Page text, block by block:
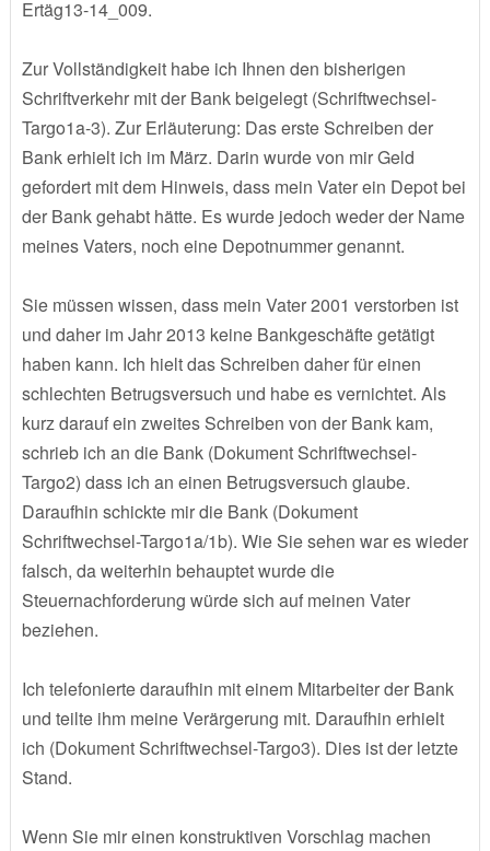
Ertäg13-14_009.
Zur Vollständigkeit habe ich Ihnen den bisherigen
Schriftverkehr mit der Bank beigelegt (Schriftwechsel-
Targo1a-3). Zur Erläuterung: Das erste Schreiben der
Bank erhielt ich im März. Darin wurde von mir Geld
gefordert mit dem Hinweis, dass mein Vater ein Depot bei
der Bank gehabt hätte. Es wurde jedoch weder der Name
meines Vaters, noch eine Depotnummer genannt.
Sie müssen wissen, dass mein Vater 2001 verstorben ist
und daher im Jahr 2013 keine Bankgeschäfte getätigt
haben kann. Ich hielt das Schreiben daher für einen
schlechten Betrugsversuch und habe es vernichtet. Als
kurz darauf ein zweites Schreiben von der Bank kam,
schrieb ich an die Bank (Dokument Schriftwechsel-
Targo2) dass ich an einen Betrugsversuch glaube.
Daraufhin schickte mir die Bank (Dokument
Schriftwechsel-Targo1a/1b). Wie Sie sehen war es wieder
falsch, da weiterhin behauptet wurde die
Steuernachforderung würde sich auf meinen Vater
beziehen.
Ich telefonierte daraufhin mit einem Mitarbeiter der Bank
und teilte ihm meine Verärgerung mit. Daraufhin erhielt
ich (Dokument Schriftwechsel-Targo3). Dies ist der letzte
Stand.
Wenn Sie mir einen konstruktiven Vorschlag machen